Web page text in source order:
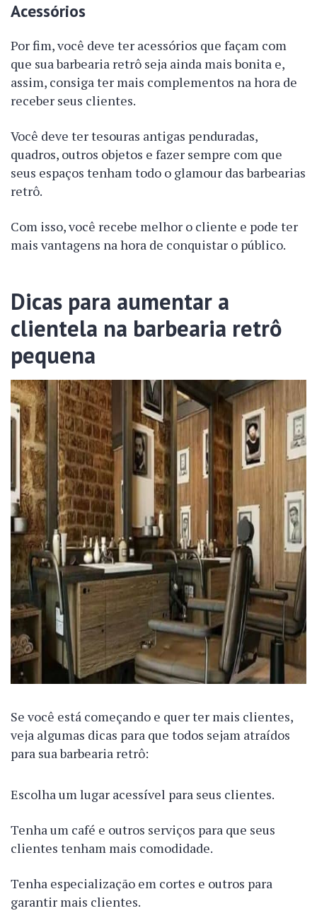
Acessórios
Por fim, você deve ter acessórios que façam com
que sua barbearia retrô seja ainda mais bonita e,
assim, consiga ter mais complementos na hora de
receber seus clientes.
Você deve ter tesouras antigas penduradas,
quadros, outros objetos e fazer sempre com que
seus espaços tenham todo o glamour das barbearias
retrô.
Com isso, você recebe melhor o cliente e pode ter
mais vantagens na hora de conquistar o público.
Dicas para aumentar a
clientela na barbearia retrô
pequena
Se você está começando e quer ter mais clientes,
veja algumas dicas para que todos sejam atraídos
para sua barbearia retrô:
Escolha um lugar acessível para seus clientes.
Tenha um café e outros serviços para que seus
clientes tenham mais comodidade.
Tenha especialização em cortes e outros para
garantir mais clientes.